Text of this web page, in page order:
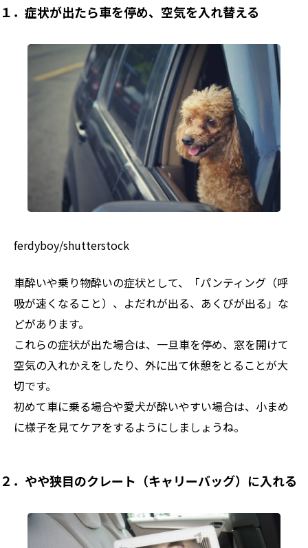
１．症状が出たら車を停め、空気を入れ替える
ferdyboy/shutterstock
車酔いや乗り物酔いの症状として、「パンティング（呼
吸が速くなること）、よだれが出る、あくびが出る」な
どがあります。
これらの症状が出た場合は、一旦車を停め、窓を開けて
空気の入れかえをしたり、外に出て休憩をとることが大
切です。
初めて車に乗る場合や愛犬が酔いやすい場合は、小まめ
に様子を見てケアをするようにしましょうね。
２．やや狭目のクレート（キャリーバッグ）に入れる